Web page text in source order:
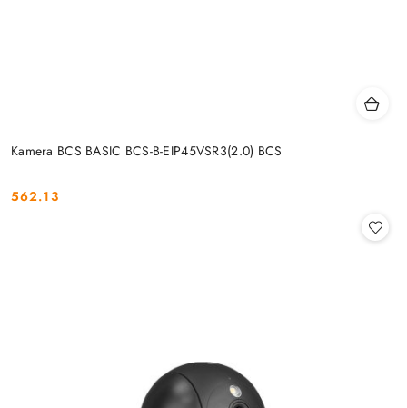
Kamera BCS BASIC BCS-B-EIP45VSR3(2.0) BCS
Cena:
562.13